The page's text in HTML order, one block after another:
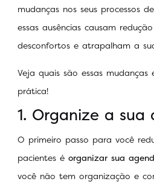
mudanças nos seus processos
essas ausências causam
desconfortos e atrapalham a
Veja quais são essas
prática!
1. Organize a sua
O primeiro passo para você
pacientes é organizar sua
você não tem organização e